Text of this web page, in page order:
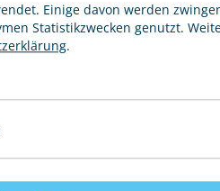
Einige davon werden
Statistikzwecken genutzt.
.